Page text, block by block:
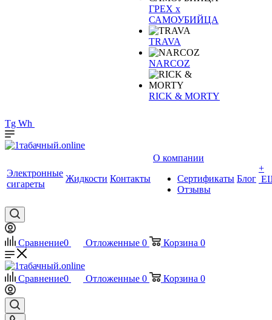
ГРЕХ х
САМОУБИЙЦА
TRAVA
NARCOZ
RICK & MORTY
Tg Wh
Электронные
сигареты
Жидкости Контакты
О компании
Сертификаты
Отзывы
Блог
+
Сравнение0 Отложенные 0 Корзина 0
Сравнение0 Отложенные 0 Корзина 0